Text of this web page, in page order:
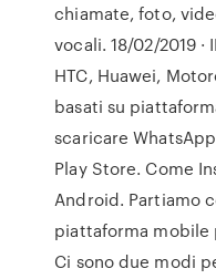
chiamate, foto,
vocali. 18/02/2019 ·
HTC, Huawei,
basati su
scaricare
Play Store. Come
Android. Partiamo
piattaforma mobile
Ci sono due modi